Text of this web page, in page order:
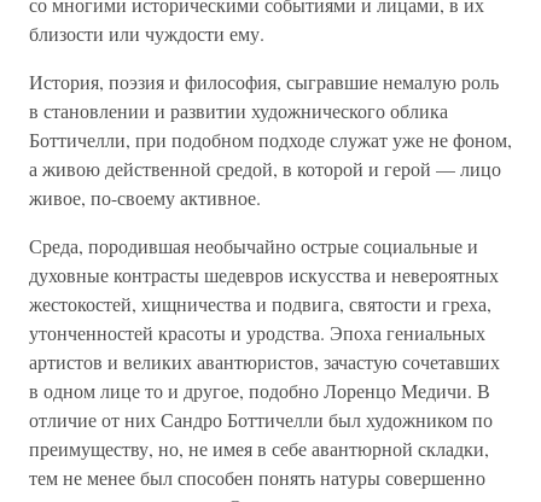
близости или чуждости ему.
История, поэзия и философия, сыгравшие немалую роль
в становлении и развитии художнического облика
Боттичелли, при подобном подходе служат уже не фоном,
а живою действенной средой, в которой и герой — лицо
живое, по-своему активное.
Среда, породившая необычайно острые социальные и
духовные контрасты шедевров искусства и невероятных
жестокостей, хищничества и подвига, святости и греха,
утонченностей красоты и уродства. Эпоха гениальных
артистов и великих авантюристов, зачастую сочетавших
в одном лице то и другое, подобно Лоренцо Медичи. В
отличие от них Сандро Боттичелли был художником по
преимуществу, но, не имея в себе авантюрной складки,
тем не менее был способен понять натуры совершенно